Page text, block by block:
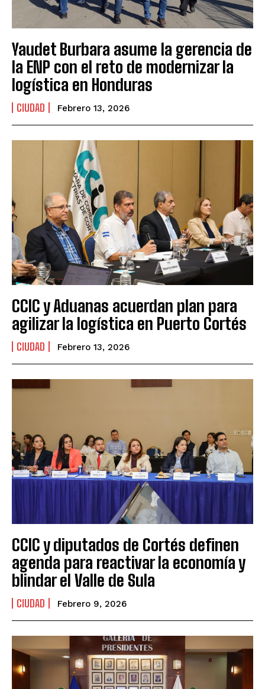
Yaudet Burbara asume la gerencia de
la ENP con el reto de modernizar la
logística en Honduras
CIUDAD Febrero 13, 2026
CCIC y Aduanas acuerdan plan para
agilizar la logística en Puerto Cortés
CIUDAD Febrero 13, 2026
CCIC y diputados de Cortés definen
agenda para reactivar la economía y
blindar el Valle de Sula
CIUDAD Febrero 9, 2026